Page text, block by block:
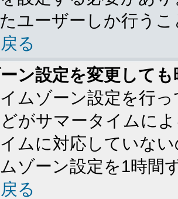
ユーザーしか行う
る
ン設定を変更して
ムゾーン設定を行
がサマータイムに
ムに対応していな
ゾーン設定を1時間
る